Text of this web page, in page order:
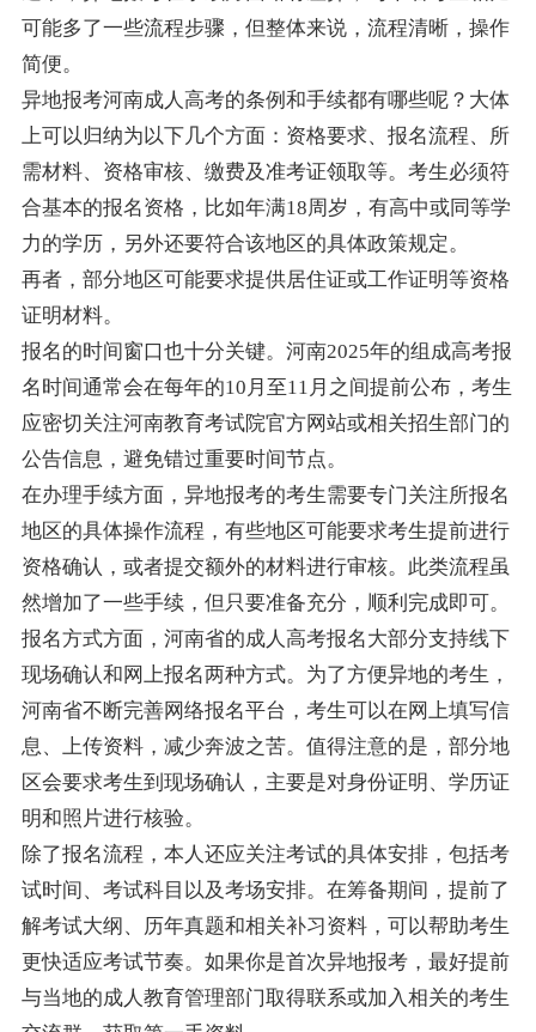
可能多了一些流程步骤，但整体来说，流程清晰，操作
简便。
异地报考河南成人高考的条例和手续都有哪些呢？大体
上可以归纳为以下几个方面：资格要求、报名流程、所
需材料、资格审核、缴费及准考证领取等。考生必须符
合基本的报名资格，比如年满18周岁，有高中或同等学
力的学历，另外还要符合该地区的具体政策规定。
再者，部分地区可能要求提供居住证或工作证明等资格
证明材料。
报名的时间窗口也十分关键。河南2025年的组成高考报
名时间通常会在每年的10月至11月之间提前公布，考生
应密切关注河南教育考试院官方网站或相关招生部门的
公告信息，避免错过重要时间节点。
在办理手续方面，异地报考的考生需要专门关注所报名
地区的具体操作流程，有些地区可能要求考生提前进行
资格确认，或者提交额外的材料进行审核。此类流程虽
然增加了一些手续，但只要准备充分，顺利完成即可。
报名方式方面，河南省的成人高考报名大部分支持线下
现场确认和网上报名两种方式。为了方便异地的考生，
河南省不断完善网络报名平台，考生可以在网上填写信
息、上传资料，减少奔波之苦。值得注意的是，部分地
区会要求考生到现场确认，主要是对身份证明、学历证
明和照片进行核验。
除了报名流程，本人还应关注考试的具体安排，包括考
试时间、考试科目以及考场安排。在筹备期间，提前了
解考试大纲、历年真题和相关补习资料，可以帮助考生
更快适应考试节奏。如果你是首次异地报考，最好提前
与当地的成人教育管理部门取得联系或加入相关的考生